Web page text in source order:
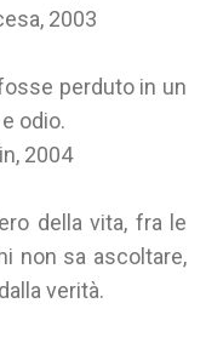
2003
perduto in un
odio.
2004
della vita, fra le
non sa ascoltare,
verità.